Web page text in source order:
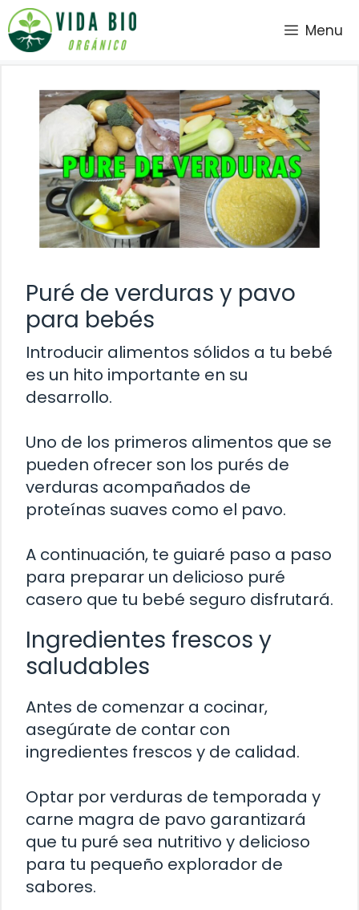
Saltar
al
contenido
Menu
Puré de verduras y pavo
para bebés
Introducir alimentos sólidos a tu bebé
es un hito importante en su
desarrollo.
Uno de los primeros alimentos que se
pueden ofrecer son los purés de
verduras acompañados de
proteínas suaves como el pavo.
A continuación, te guiaré paso a paso
para preparar un delicioso puré
casero que tu bebé seguro disfrutará.
Ingredientes frescos y
saludables
Antes de comenzar a cocinar,
asegúrate de contar con
ingredientes frescos y de calidad.
Optar por verduras de temporada y
carne magra de pavo garantizará
que tu puré sea nutritivo y delicioso
para tu pequeño explorador de
sabores.